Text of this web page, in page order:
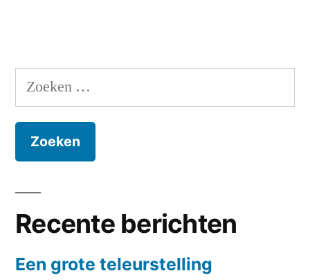
Zoeken
naar:
Recente berichten
Een grote teleurstelling